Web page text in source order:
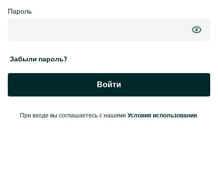
Пароль
Забыли пароль?
Войти
При входе вы соглашаетесь с нашими Условия использования.